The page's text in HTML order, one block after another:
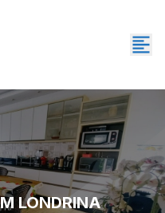
LONDRINA